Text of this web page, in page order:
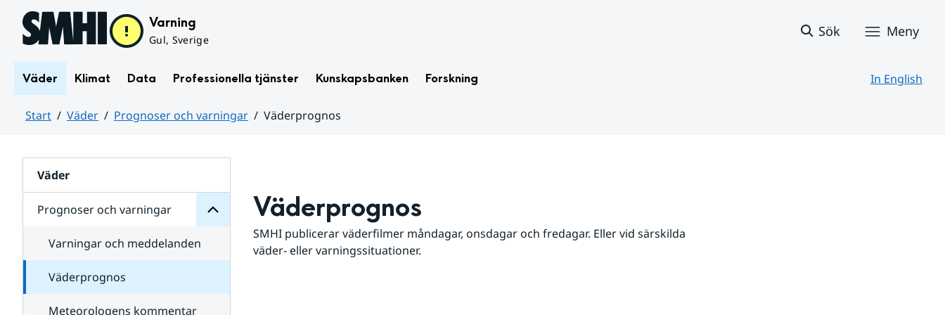
Hoppa till sidans innehåll Varning
Gul, Sverige
Sök Meny
Väder Klimat Data Professionella tjänster Kunskapsbanken Forskning In English
Start Väder Prognoser och varningar
Väderprognos
Väder
Prognoser och varningar
för
varningar
Varningar och meddelanden
Väderprognos
Meteorologens kommentar
Väderprognos
SMHI publicerar väderfilmer måndagar, onsdagar och fredagar. Eller vid särskilda
väder- eller varningssituationer.